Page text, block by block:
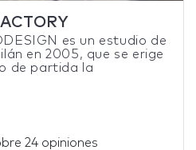
es un estudio de
en 2005, que se erige
de partida la
24 opiniones